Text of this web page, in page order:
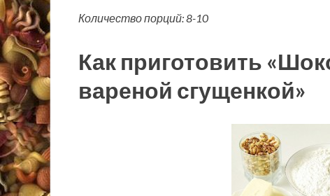
Количество порций: 8-10
Как приготовить
вареной сгущенкой»